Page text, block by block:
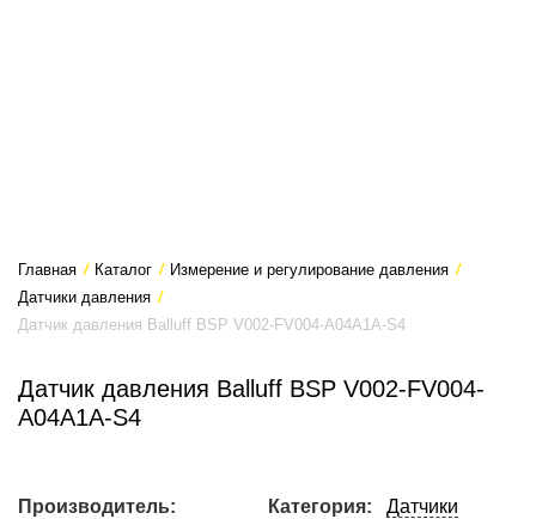
Главная / Каталог / Измерение и регулирование давления /
Датчики давления /
Датчик давления Balluff BSP V002-FV004-A04A1A-S4
Датчик давления Balluff BSP V002-FV004-
A04A1A-S4
Производитель:
Категория:
Датчики